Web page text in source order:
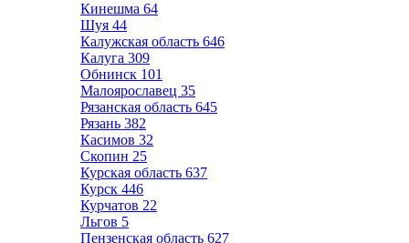
Кинешма 64
Шуя 44
Калужская область 646
Калуга 309
Обнинск 101
Малоярославец 35
Рязанская область 645
Рязань 382
Касимов 32
Скопин 25
Курская область 637
Курск 446
Курчатов 22
Льгов 5
Пензенская область 627